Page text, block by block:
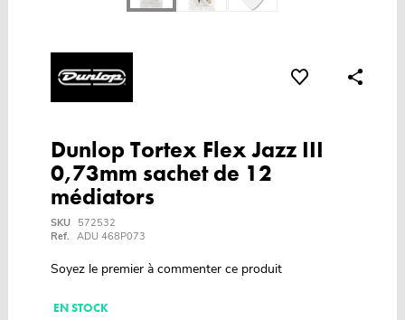
Dunlop Tortex Flex Jazz III
0,73mm sachet de 12
médiators
SKU
572532
Ref. ADU 468P073
Soyez le premier à commenter ce produit
EN STOCK